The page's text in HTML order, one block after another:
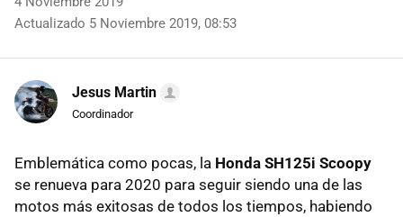
Actualizado 5 Noviembre 2019, 08:53
Jesus Martin
Coordinador
Emblemática como pocas, la Honda SH125i Scoopy
se renueva para 2020 para seguir siendo una de las
motos más exitosas de todos los tiempos, habiendo